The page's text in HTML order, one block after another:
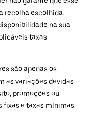
recolha escolhida.
na sua
taxas
são apenas os
as variações devidas
promoções ou
fixas e taxas mínimas.